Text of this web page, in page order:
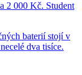
2 000 Kč. Student
baterií stojí v
dva tisíce.